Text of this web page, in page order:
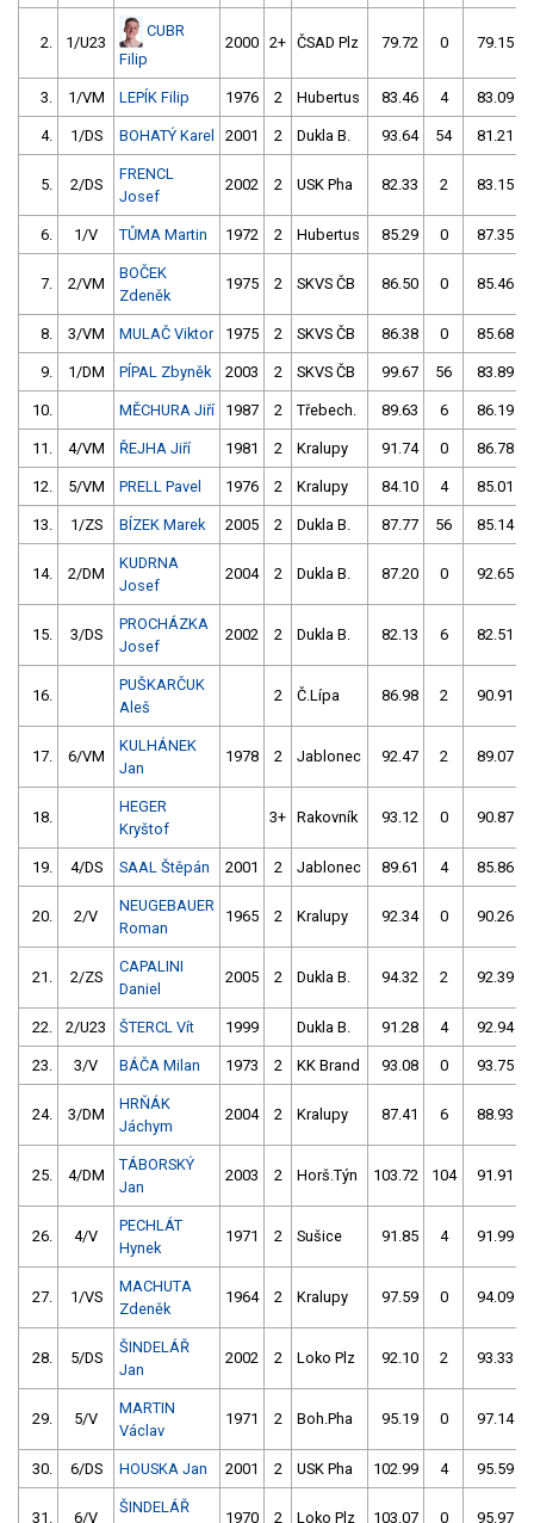
2. 1/U23
CUBR
Filip
2000 2+ ČSAD Plz 79.72 0 79.15
3. 1/VM LEPÍK Filip 1976 2 Hubertus 83.46 4 83.09
4. 1/DS BOHATÝ Karel 2001 2 Dukla B. 93.64 54 81.21
5. 2/DS
FRENCL
Josef
2002 2 USK Pha 82.33 2 83.15
6. 1/V TŮMA Martin 1972 2 Hubertus 85.29 0 87.35
7. 2/VM
BOČEK
Zdeněk
1975 2 SKVS ČB 86.50 0 85.46
8. 3/VM MULAČ Viktor 1975 2 SKVS ČB 86.38 0 85.68
9. 1/DM PÍPAL Zbyněk 2003 2 SKVS ČB 99.67 56 83.89
10. MĚCHURA Jiří 1987 2 Třebech. 89.63 6 86.19
11. 4/VM ŘEJHA Jiří 1981 2 Kralupy 91.74 0 86.78
12. 5/VM PRELL Pavel 1976 2 Kralupy 84.10 4 85.01
13. 1/ZS BÍZEK Marek 2005 2 Dukla B. 87.77 56 85.14
14. 2/DM
KUDRNA
Josef
2004 2 Dukla B. 87.20 0 92.65
15. 3/DS
PROCHÁZKA
Josef
2002 2 Dukla B. 82.13 6 82.51
16.
PUŠKARČUK
Aleš
2 Č.Lípa 86.98 2 90.91
17. 6/VM
KULHÁNEK
Jan
1978 2 Jablonec 92.47 2 89.07
18.
HEGER
Kryštof
3+ Rakovník 93.12 0 90.87
19. 4/DS SAAL Štěpán 2001 2 Jablonec 89.61 4 85.86
20. 2/V
NEUGEBAUER
Roman
1965 2 Kralupy 92.34 0 90.26
21. 2/ZS
CAPALINI
Daniel
2005 2 Dukla B. 94.32 2 92.39
22. 2/U23 ŠTERCL Vít 1999 Dukla B. 91.28 4 92.94
23. 3/V BÁČA Milan 1973 2 KK Brand 93.08 0 93.75
24. 3/DM
HRŇÁK
Jáchym
2004 2 Kralupy 87.41 6 88.93
25. 4/DM
TÁBORSKÝ
Jan
2003 2 Horš.Týn 103.72 104 91.91
26. 4/V
PECHLÁT
Hynek
1971 2 Sušice 91.85 4 91.99
27. 1/VS
MACHUTA
Zdeněk
1964 2 Kralupy 97.59 0 94.09
28. 5/DS
ŠINDELÁŘ
Jan
2002 2 Loko Plz 92.10 2 93.33
29. 5/V
MARTIN
Václav
1971 2 Boh.Pha 95.19 0 97.14
30. 6/DS HOUSKA Jan 2001 2 USK Pha 102.99 4 95.59
31. 6/V
ŠINDELÁŘ
1970 2 Loko Plz 103.07 0 95.97